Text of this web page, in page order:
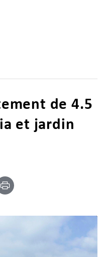
| Vendre
utiles
de 4.5
et jardin